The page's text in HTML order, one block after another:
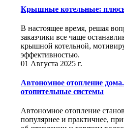
Крышные котельные:
В настоящее время, решая
заказчики все чаще
крышной котельной,
эффективностью.
01 Августа 2025 г.
Автономное отопление
отопительные системы
Автономное отопление
популярнее и практичнее,